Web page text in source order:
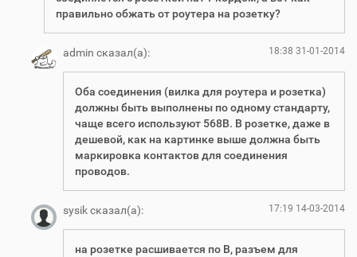
правильно обжать от роутера на розетку?
admin сказал(а): 18:38 31-01-2014
Оба соединения (вилка для роутера и розетка)
должны быть выполнены по одному стандарту,
чаще всего используют 568B. В розетке, даже в
дешевой, как на картинке выше должна быть
маркировка контактов для соединения
проводов.
sysik сказал(а): 17:19 14-03-2014
на розетке расшивается по В, разъем для